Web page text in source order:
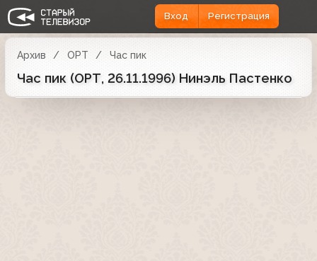
Вход Регистрация
Архив ОРТ Час пик
Час пик (ОРТ, 26.11.1996) Нинэль Пастенко